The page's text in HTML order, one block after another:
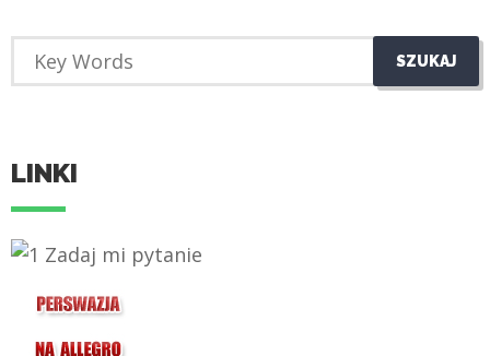
LINKI